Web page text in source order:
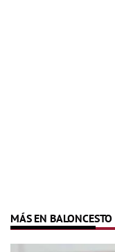
MÁS EN BALONCESTO